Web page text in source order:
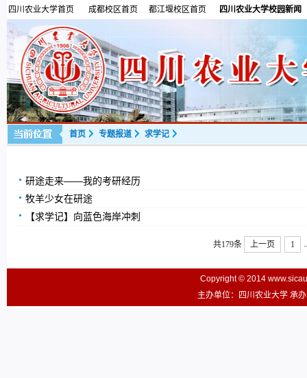
四川农业大学首页 成都校区首页 都江堰校区首页 四川农业大学校园新闻
首页 专题报道 求学记
研途走来——我的考研经历
牧羊少女在研途
【求学记】向蓝色海岸冲刺
共179条 上一页 1
Copyright © 2014
主办单位：四川农业大学 承